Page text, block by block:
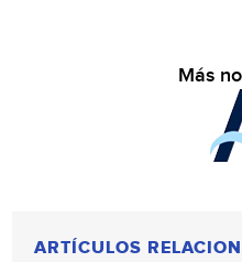
Más
ARTÍCULOS